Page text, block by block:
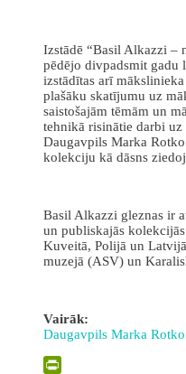
Izstādē “Basil Alkazzi –
pēdējo divpadsmit gadu
izstādītas arī
plašāku skatījumu uz
saistošajām tēmām un
tehnikā risinātie darbi
Daugavpils Marka
kolekciju kā dāsns
Basil Alkazzi gleznas ir
un publiskajās
Kuveitā, Polijā un
muzejā (ASV) un
Vairāk:
Daugavpils Marka